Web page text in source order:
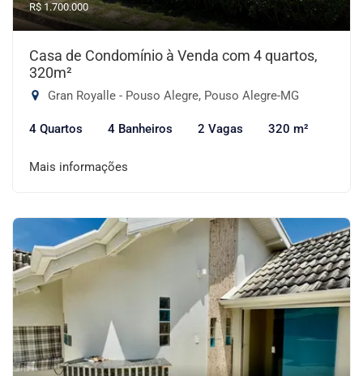
R$ 1.700.000
Casa de Condomínio à Venda com 4 quartos,
320m²
Gran Royalle - Pouso Alegre, Pouso Alegre-MG
4 Quartos 4 Banheiros 2 Vagas 320 m²
Mais informações